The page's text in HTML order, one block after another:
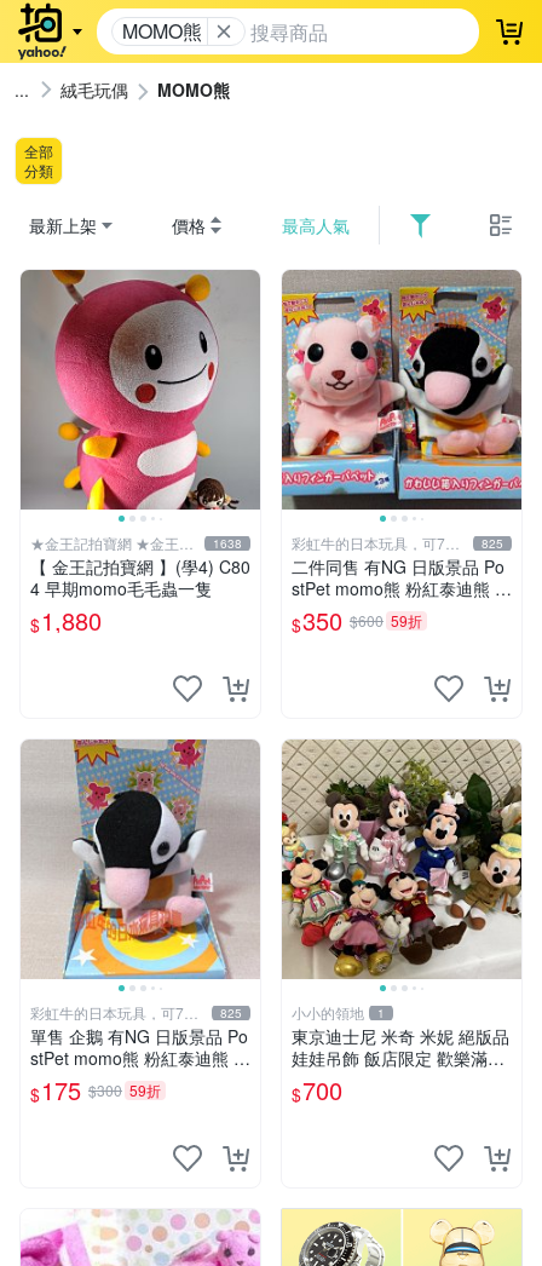
MOMO熊 登
絨毛玩偶 MOMO熊
全部
分類
最新上架 價格 最高人氣
★金王記拍寶網 ★金王記
拍寶趣
1638
【 金王記拍寶網 】(學4) C80
4 早期momo毛毛蟲一隻
$1,880
彩虹牛的日本玩具，可7取
付
825
二件同售 有NG 日版景品 Po
stPet momo熊 粉紅泰迪熊 妹
妹 comomo 企鵝 娃娃 布偶
手指頭 娃娃
$350 $600 59折
彩虹牛的日本玩具，可7取
付
825
單售 企鵝 有NG 日版景品 Po
stPet momo熊 粉紅泰迪熊 娃
娃 布偶 手指頭 娃娃
$175 $300 59折
小小的領地 1
東京迪士尼 米奇 米妮 絕版品
娃娃吊飾 飯店限定 歡樂滿人
間 復活節
$700